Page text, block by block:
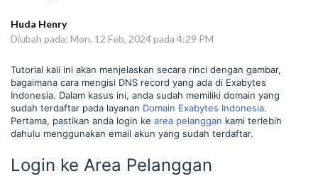
Huda Henry
Diubah pada: Mon, 12 Feb, 2024 pada 4:29 PM
Tutorial kali ini akan menjelaskan secara rinci dengan gambar,
bagaimana cara mengisi DNS record yang ada di Exabytes
Indonesia. Dalam kasus ini, anda sudah memiliki domain yang
sudah terdaftar pada layanan Domain Exabytes Indonesia.
Pertama, pastikan anda login ke area pelanggan kami terlebih
dahulu menggunakan email akun yang sudah terdaftar.
Login ke Area Pelanggan